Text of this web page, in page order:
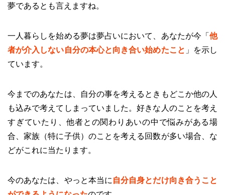
夢であるとも言えますね。
一人暮らしを始める夢は夢占いにおいて、あなたが今「 他
者が介入しない自分の本心と向き合い始めたこと 」を示し
ています。
今までのあなたは、自分の事を考えるときもどこか他の人
も込みで考えてしまっていました。好きな人のことを考え
すぎていたり、他者との関わりあいの中で悩みがある場
合、家族（特に子供）のことを考える回数が多い場合、な
どがこれに当たります。
今のあなたは、やっと本当に 自分自身とだけ向き合うこと